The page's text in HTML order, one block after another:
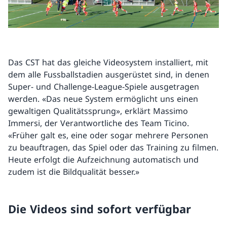
Das CST hat das gleiche Videosystem installiert, mit
dem alle Fussballstadien ausgerüstet sind, in denen
Super- und Challenge-League-Spiele ausgetragen
werden. «Das neue System ermöglicht uns einen
gewaltigen Qualitätssprung», erklärt Massimo
Immersi, der Verantwortliche des Team Ticino.
«Früher galt es, eine oder sogar mehrere Personen
zu beauftragen, das Spiel oder das Training zu filmen.
Heute erfolgt die Aufzeichnung automatisch und
zudem ist die Bildqualität besser.»
Die Videos sind sofort verfügbar